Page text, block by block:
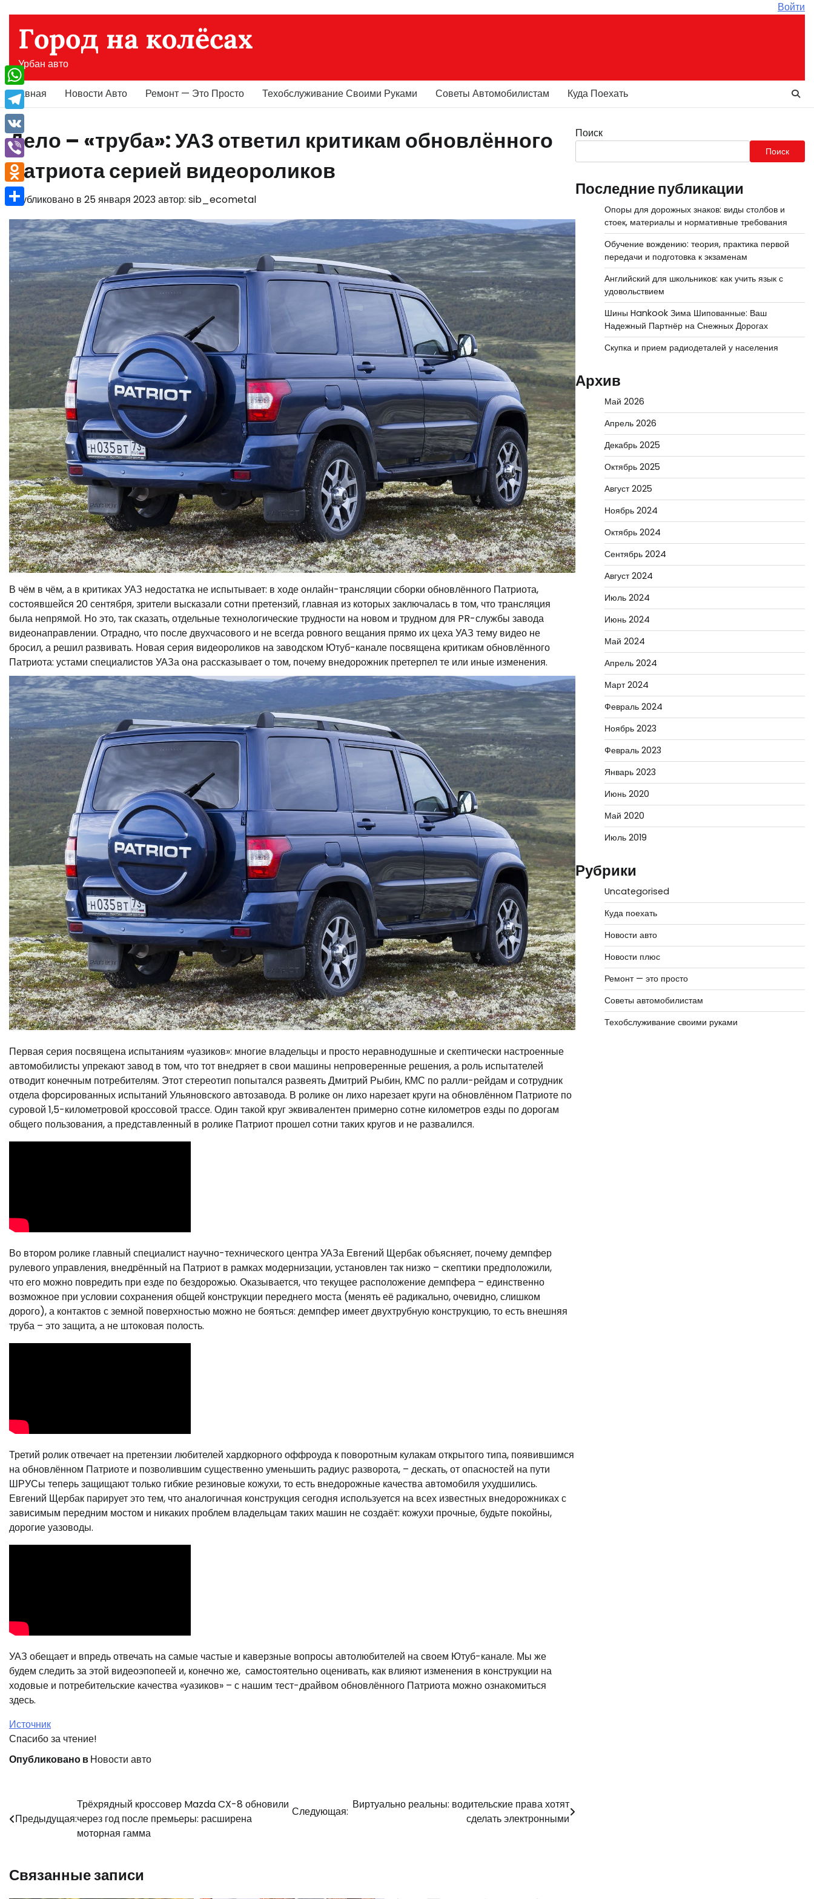
содержимому
Войти
Город на колёсах
Урбан авто
Главная Новости Авто Ремонт — Это Просто Техобслуживание Своими Руками Советы Автомобилистам Куда Поехать
Дело – «труба»: УАЗ ответил критикам обновлённого
Патриота серией видеороликов
Опубликовано в 25 января 2023автор: sib_ecometal
В чём в чём, а в критиках УАЗ недостатка не испытывает: в ходе онлайн-трансляции сборки обновлённого Патриота,
состоявшейся 20 сентября, зрители высказали сотни претензий, главная из которых заключалась в том, что трансляция
была непрямой. Но это, так сказать, отдельные технологические трудности на новом и трудном для PR-службы завода
видеонаправлении. Отрадно, что после двухчасового и не всегда ровного вещания прямо их цеха УАЗ тему видео не
бросил, а решил развивать. Новая серия видеороликов на заводском Ютуб-канале посвящена критикам обновлённого
Патриота: устами специалистов УАЗа она рассказывает о том, почему внедорожник претерпел те или иные изменения.
Первая серия посвящена испытаниям «уазиков»: многие владельцы и просто неравнодушные и скептически настроенные
автомобилисты упрекают завод в том, что тот внедряет в свои машины непроверенные решения, а роль испытателей
отводит конечным потребителям. Этот стереотип попытался развеять Дмитрий Рыбин, КМС по ралли-рейдам и сотрудник
отдела форсированных испытаний Ульяновского автозавода. В ролике он лихо нарезает круги на обновлённом Патриоте по
суровой 1,5-километровой кроссовой трассе. Один такой круг эквивалентен примерно сотне километров езды по дорогам
общего пользования, а представленный в ролике Патриот прошел сотни таких кругов и не развалился.
Во втором ролике главный специалист научно-технического центра УАЗа Евгений Щербак объясняет, почему демпфер
рулевого управления, внедрённый на Патриот в рамках модернизации, установлен так низко – скептики предположили,
что его можно повредить при езде по бездорожью. Оказывается, что текущее расположение демпфера – единственно
возможное при условии сохранения общей конструкции переднего моста (менять её радикально, очевидно, слишком
дорого), а контактов с земной поверхностью можно не бояться: демпфер имеет двухтрубную конструкцию, то есть внешняя
труба – это защита, а не штоковая полость.
Третий ролик отвечает на претензии любителей хардкорного оффроуда к поворотным кулакам открытого типа, появившимся
на обновлённом Патриоте и позволившим существенно уменьшить радиус разворота, – дескать, от опасностей на пути
ШРУСы теперь защищают только гибкие резиновые кожухи, то есть внедорожные качества автомобиля ухудшились.
Евгений Щербак парирует это тем, что аналогичная конструкция сегодня используется на всех известных внедорожниках с
зависимым передним мостом и никаких проблем владельцам таких машин не создаёт: кожухи прочные, будьте покойны,
дорогие уазоводы.
УАЗ обещает и впредь отвечать на самые частые и каверзные вопросы автолюбителей на своем Ютуб-канале. Мы же
будем следить за этой видеоэпопеей и, конечно же, самостоятельно оценивать, как влияют изменения в конструкции на
ходовые и потребительские качества «уазиков» – с нашим тест-драйвом обновлённого Патриота можно ознакомиться
здесь.
Источник
Спасибо за чтение!
Опубликовано вНовости авто
Навигация
по
Предыдущая:
Трёхрядный кроссовер Mazda CX-8 обновили
через год после премьеры: расширена
моторная гамма
Следующая:
Виртуально реальны: водительские права хотят
сделать электронными
Связанные записи
Поиск
Поиск
Последние публикации
Опоры для дорожных знаков: виды столбов и
стоек, материалы и нормативные требования
Обучение вождению: теория, практика первой
передачи и подготовка к экзаменам
Английский для школьников: как учить язык с
удовольствием
Шины Hankook Зима Шипованные: Ваш
Надежный Партнёр на Снежных Дорогах
Скупка и прием радиодеталей у населения
Архив
Май 2026
Апрель 2026
Декабрь 2025
Октябрь 2025
Август 2025
Ноябрь 2024
Октябрь 2024
Сентябрь 2024
Август 2024
Июль 2024
Июнь 2024
Май 2024
Апрель 2024
Март 2024
Февраль 2024
Ноябрь 2023
Февраль 2023
Январь 2023
Июнь 2020
Май 2020
Июль 2019
Рубрики
Uncategorised
Куда поехать
Новости авто
Новости плюс
Ремонт — это просто
Советы автомобилистам
Техобслуживание своими руками
WhatsApp
Telegram
VK
Viber
Odnoklassniki